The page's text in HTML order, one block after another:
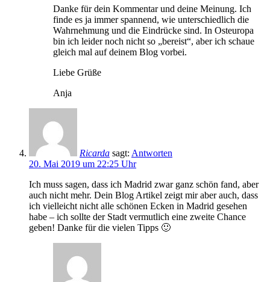
Danke für dein Kommentar und deine Meinung. Ich
finde es ja immer spannend, wie unterschiedlich die
Wahrnehmung und die Eindrücke sind. In Osteuropa
bin ich leider noch nicht so „bereist“, aber ich schaue
gleich mal auf deinem Blog vorbei.
Liebe Grüße
Anja
Ricarda sagt: Antworten
20. Mai 2019 um 22:25 Uhr
Ich muss sagen, dass ich Madrid zwar ganz schön fand, aber
auch nicht mehr. Dein Blog Artikel zeigt mir aber auch, dass
ich vielleicht nicht alle schönen Ecken in Madrid gesehen
habe – ich sollte der Stadt vermutlich eine zweite Chance
geben! Danke für die vielen Tipps 🙂